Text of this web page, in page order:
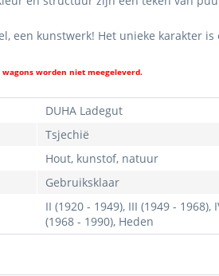
een kunstwerk! Het unieke karakter
worden niet meegeleverd.
DUHA Ladegut
Tsjechië
Hout, kunstof, natuur
Gebruiksklaar
II (1920 - 1949), III (1949 - 1968),
(1968 - 1990), Heden